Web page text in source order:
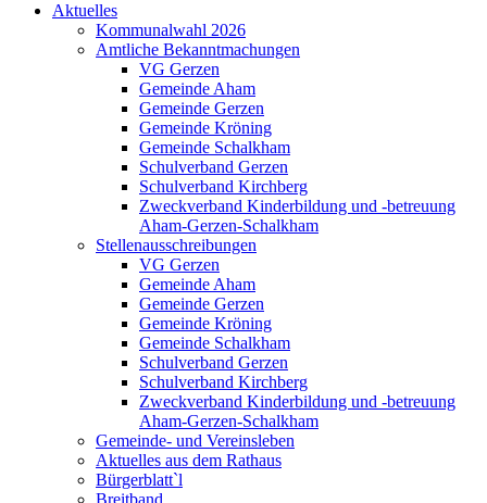
Aktuelles
Kommunalwahl 2026
Amtliche Bekanntmachungen
VG Gerzen
Gemeinde Aham
Gemeinde Gerzen
Gemeinde Kröning
Gemeinde Schalkham
Schulverband Gerzen
Schulverband Kirchberg
Zweckverband Kinderbildung und -betreuung
Aham-Gerzen-Schalkham
Stellenausschreibungen
VG Gerzen
Gemeinde Aham
Gemeinde Gerzen
Gemeinde Kröning
Gemeinde Schalkham
Schulverband Gerzen
Schulverband Kirchberg
Zweckverband Kinderbildung und -betreuung
Aham-Gerzen-Schalkham
Gemeinde- und Vereinsleben
Aktuelles aus dem Rathaus
Bürgerblatt`l
Breitband